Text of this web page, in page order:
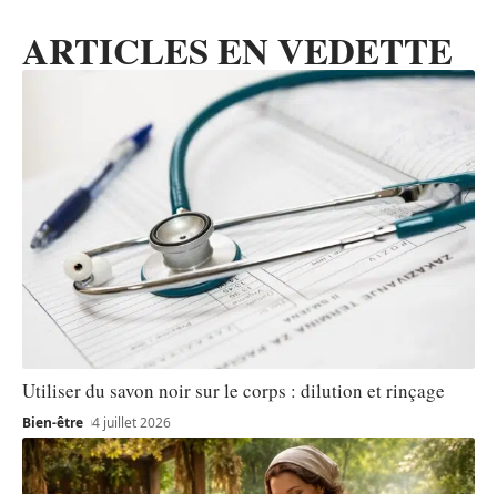
ARTICLES EN VEDETTE
Utiliser du savon noir sur le corps : dilution et rinçage
Bien-être 4 juillet 2026